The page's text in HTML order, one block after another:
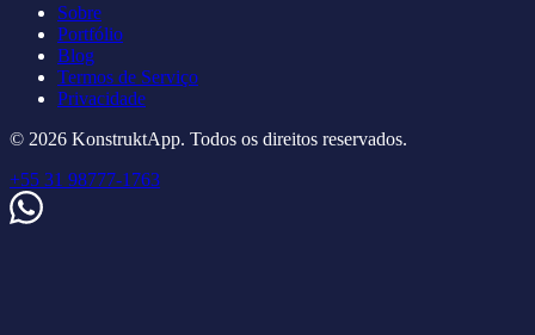
Sobre
Portfólio
Blog
Termos de Serviço
Privacidade
© 2026 KonstruktApp. Todos os direitos reservados.
+55 31 98777-1763